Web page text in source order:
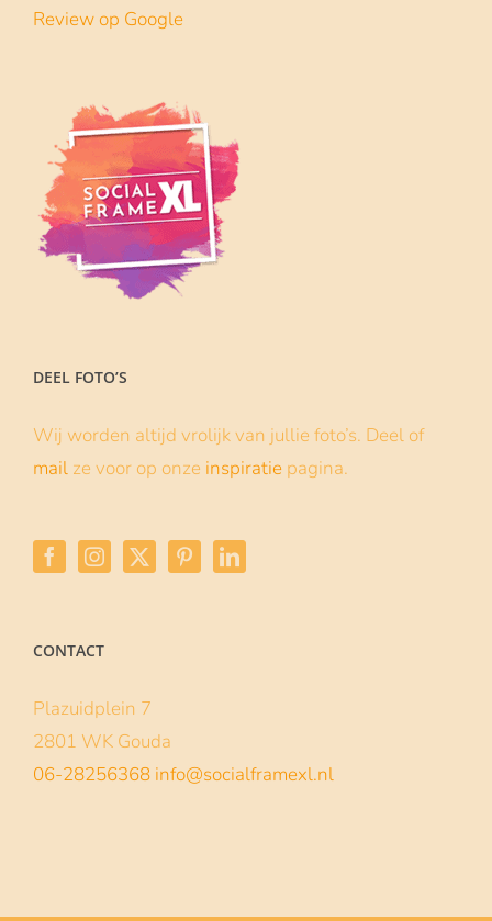
Baby Shower frame
12 november 2021
Een babyshower is altijd een moment om
een op maat gemaakt Social frame cadeau
doen is dan| Lees verder